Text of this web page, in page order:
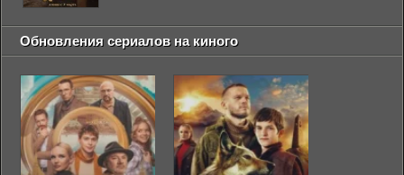
Обновления сериалов на киного